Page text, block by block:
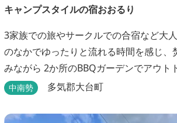
キャンプスタイルの宿おおるり
3家族での旅やサークルでの合宿など大
のなかでゆったりと流れる時間を感じ、
みながら 2か所のBBQガーデンでアウト
しめる宿です。 SUPフィールドから徒歩
中南勢 多気郡大台町